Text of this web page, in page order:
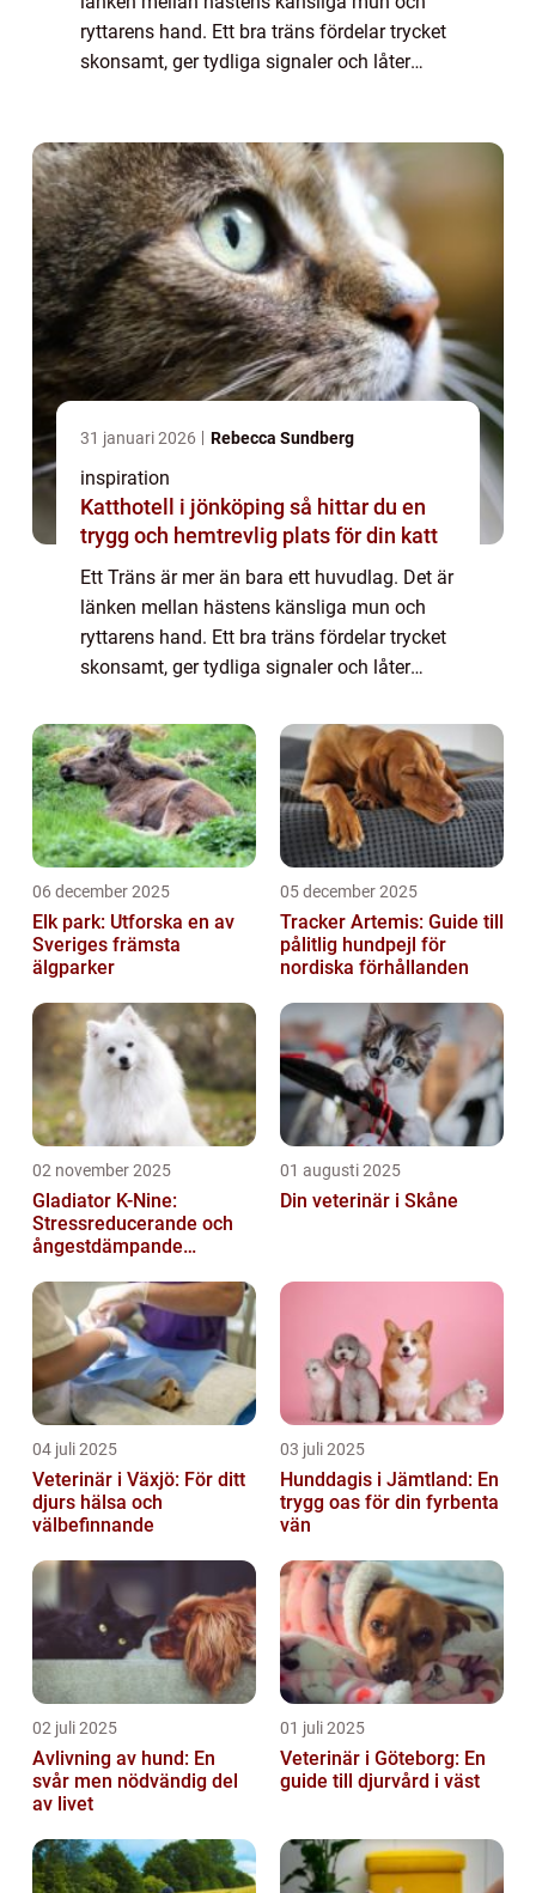
ryttarens hand. Ett bra träns fördelar trycket
skonsamt, ger tydliga signaler och låter
31 januari 2026 Rebecca Sundberg
inspiration
Katthotell i jönköping så hittar du en
trygg och hemtrevlig plats för din katt
Ett Träns är mer än bara ett huvudlag. Det är
länken mellan hästens känsliga mun och
ryttarens hand. Ett bra träns fördelar trycket
skonsamt, ger tydliga signaler och låter
passform och material påverkar båd...
06 december 2025
Elk park: Utforska en av
Sveriges främsta
älgparker
05 december 2025
Tracker Artemis: Guide till
pålitlig hundpejl för
nordiska förhållanden
02 november 2025
Gladiator K-Nine:
Stressreducerande och
ångestdämpande
01 augusti 2025
Din veterinär i Skåne
04 juli 2025
Veterinär i Växjö: För ditt
djurs hälsa och
välbefinnande
03 juli 2025
Hunddagis i Jämtland: En
trygg oas för din fyrbenta
vän
02 juli 2025
Avlivning av hund: En
svår men nödvändig del
av livet
01 juli 2025
Veterinär i Göteborg: En
guide till djurvård i väst